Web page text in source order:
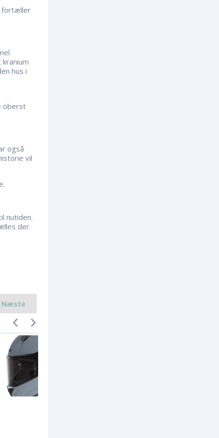
fortæller
hus i
oberst
også
vil
nutiden.
der
Næste